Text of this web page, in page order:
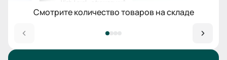
Смотрите количество товаров на складе